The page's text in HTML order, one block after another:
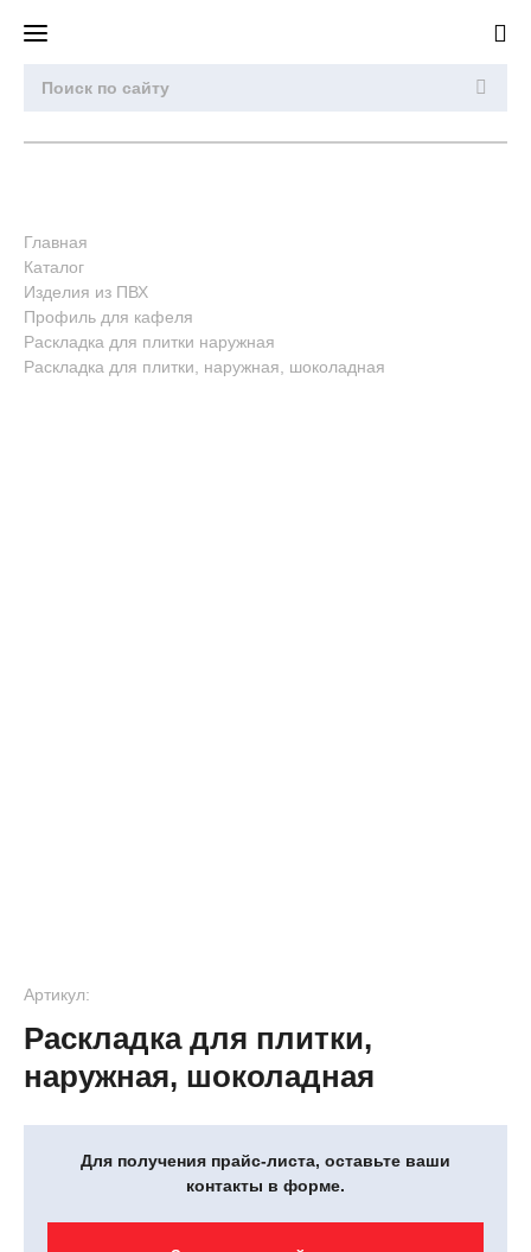
Главная
Каталог
Изделия из ПВХ
Профиль для кафеля
Раскладка для плитки наружная
Раскладка для плитки, наружная, шоколадная
Артикул:
Раскладка для плитки,
наружная, шоколадная
Для получения прайс-листа, оставьте ваши
контакты в форме.